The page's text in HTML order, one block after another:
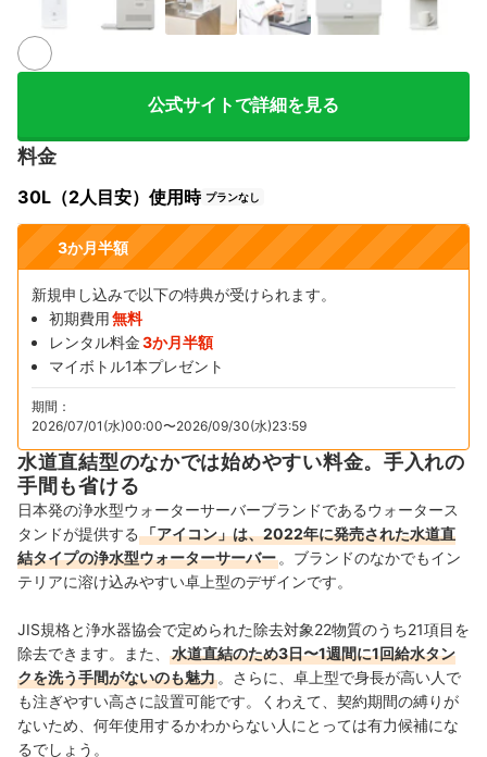
公式サイトで詳細を見る
料金
30L（2人目安）使用時 プランなし
3か月半額
新規申し込みで以下の特典が受けられます。
初期費用無料
レンタル料金3か月半額
マイボトル1本プレゼント
期間：
2026/07/01(水)00:00〜2026/09/30(水)23:59
水道直結型のなかでは始めやすい料金。手入れの
手間も省ける
日本発の浄水型ウォーターサーバーブランドであるウォータース
タンドが提供する 「アイコン」は、2022年に発売された水道直
結タイプの浄水型ウォーターサーバー 。ブランドのなかでもイン
テリアに溶け込みやすい卓上型のデザインです。
JIS規格と浄水器協会で定められた除去対象22物質のうち21項目を
除去できます。また、
水道直結のため3日〜1週間に1回給水タン
クを洗う手間がないのも魅力 。さらに、卓上型で身長が高い人で
も注ぎやすい高さに設置可能です。くわえて、契約期間の縛りが
ないため、何年使用するかわからない人にとっては有力候補にな
るでしょう。